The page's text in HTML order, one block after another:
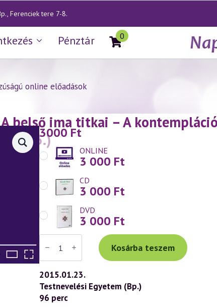
Ferenciek tere 7-8.
Pénztár 0
online előadások
belső ima titkai – A
3000Ft
ONLINE
3 000 Ft
CD
3 000 Ft
DVD
3 000 Ft
Váradi
Tibor
előadás
(692)
—
A
belső
ima
titkai
Kosárba teszem
2015.01.23.
Testnevelési Egyetem (Bp.)
96 perc